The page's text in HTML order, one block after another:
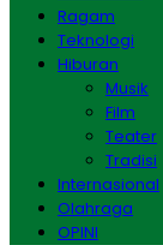
Ragam
Teknologi
Hiburan
Musik
Film
Teater
Tradisi
Internasional
Olahraga
OPINI